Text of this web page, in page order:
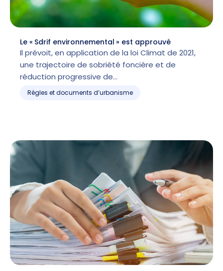
Le « Sdrif environnemental » est approuvé
Il prévoit, en application de la loi Climat de 2021,
une trajectoire de sobriété foncière et de
réduction progressive de…
Règles et documents d’urbanisme